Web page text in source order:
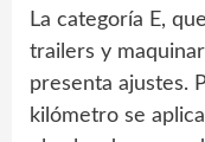
La categoría E,
trailers y
presenta ajustes.
kilómetro se